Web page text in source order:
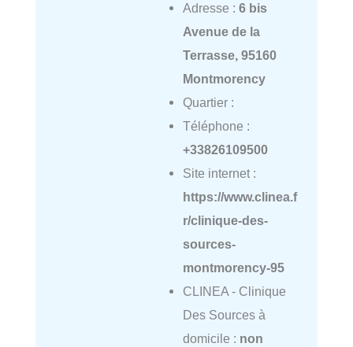
Adresse : 6 bis
Avenue de la
Terrasse, 95160
Montmorency
Quartier :
Téléphone :
+33826109500
Site internet :
https://www.clinea.f
r/clinique-des-
sources-
montmorency-95
CLINEA - Clinique
Des Sources à
domicile : non